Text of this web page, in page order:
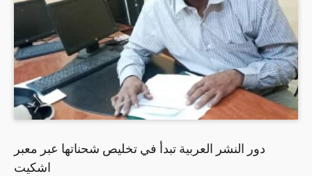
دور النشر العربية تبدأ في تخليص شحناتها عبر معبر
اشكيت